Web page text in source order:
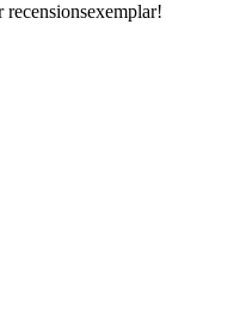
recensionsexemplar!